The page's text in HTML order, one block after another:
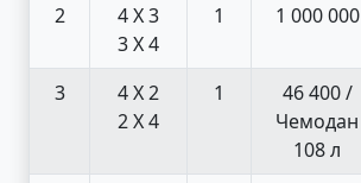
2
4 X 3
3 X 4
1 1 000 000
3
4 X 2
2 X 4
1
46 400 /
Чемодан
108 л